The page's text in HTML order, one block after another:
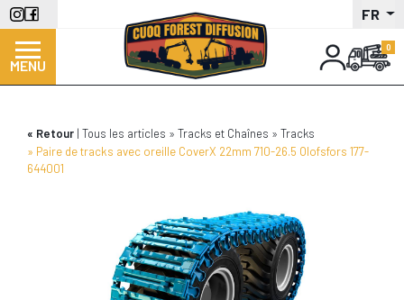
Aller
au
contenu
principal
FR
MENU
Retour Tous les articles Tracks et Chaînes
Tracks
Paire de tracks avec oreille CoverX 22mm 710-26.5 Olofsfors 177-
644001